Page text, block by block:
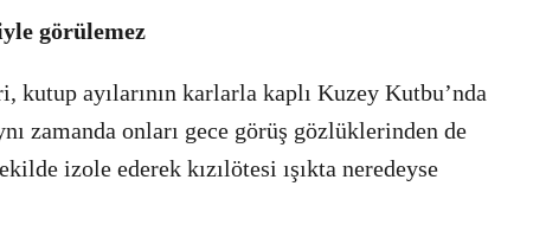
görülemez
kutup ayılarının karlarla kaplı Kuzey Kutbu’nda
zamanda onları gece görüş gözlüklerinden de
izole ederek kızılötesi ışıkta neredeyse